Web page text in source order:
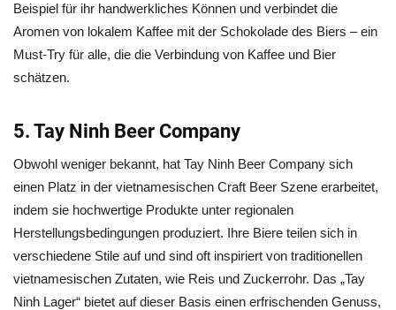
Beispiel für ihr handwerkliches Können und verbindet die
Aromen von lokalem Kaffee mit der Schokolade des Biers – ein
Must-Try für alle, die die Verbindung von Kaffee und Bier
schätzen.
5. Tay Ninh Beer Company
Obwohl weniger bekannt, hat Tay Ninh Beer Company sich
einen Platz in der vietnamesischen Craft Beer Szene erarbeitet,
indem sie hochwertige Produkte unter regionalen
Herstellungsbedingungen produziert. Ihre Biere teilen sich in
verschiedene Stile auf und sind oft inspiriert von traditionellen
vietnamesischen Zutaten, wie Reis und Zuckerrohr. Das „Tay
Ninh Lager“ bietet auf dieser Basis einen erfrischenden Genuss,